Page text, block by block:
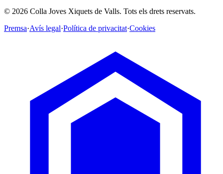
© 2026 Colla Joves Xiquets de Valls. Tots els drets reservats.
Premsa·Avís legal·Política de privacitat·Cookies